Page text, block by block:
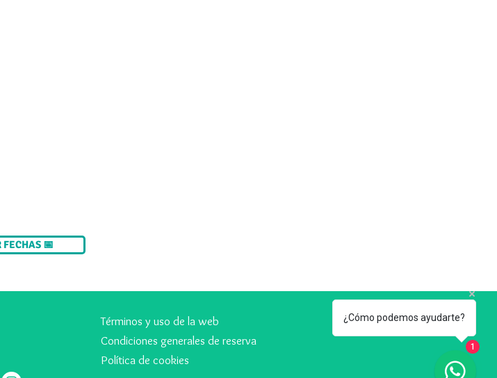
📅
Términos y uso de la web
Condiciones generales de reserva
Política de cookies
¿Cómo podemos ayudarte?
1